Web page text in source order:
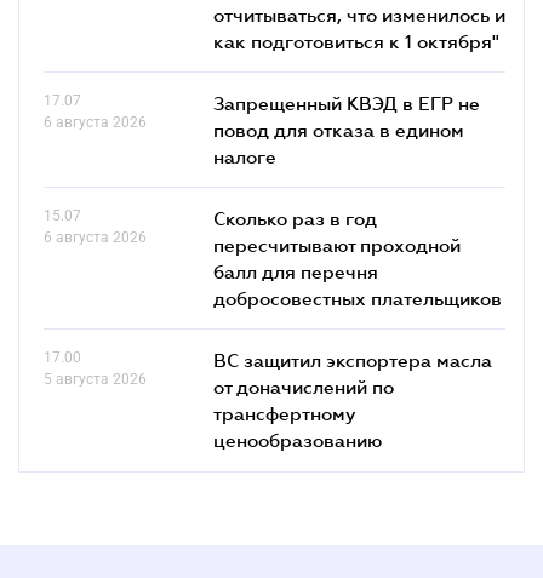
отчитываться, что изменилось и
как подготовиться к 1 октября"
17.07
6 августа 2026
Запрещенный КВЭД в ЕГР не
повод для отказа в едином
налоге
15.07
6 августа 2026
Сколько раз в год
пересчитывают проходной
балл для перечня
добросовестных плательщиков
17.00
5 августа 2026
ВС защитил экспортера масла
от доначислений по
трансфертному
ценообразованию